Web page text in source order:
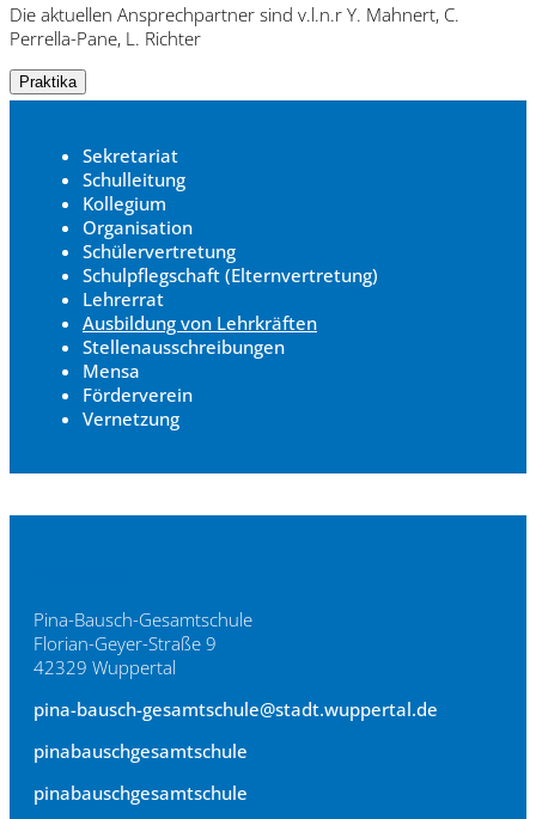
Die aktuellen Ansprechpartner sind v.l.n.r Y. Mahnert, C.
Perrella-Pane, L. Richter
Praktika
Sekretariat
Schulleitung
Kollegium
Organisation
Schülervertretung
Schulpflegschaft (Elternvertretung)
Lehrerrat
Ausbildung von Lehrkräften
Stellenausschreibungen
Mensa
Förderverein
Vernetzung
Pina-Bausch-Gesamtschule
Florian-Geyer-Straße 9
42329 Wuppertal
pina-bausch-gesamtschule@stadt.wuppertal.de
pinabauschgesamtschule
pinabauschgesamtschule